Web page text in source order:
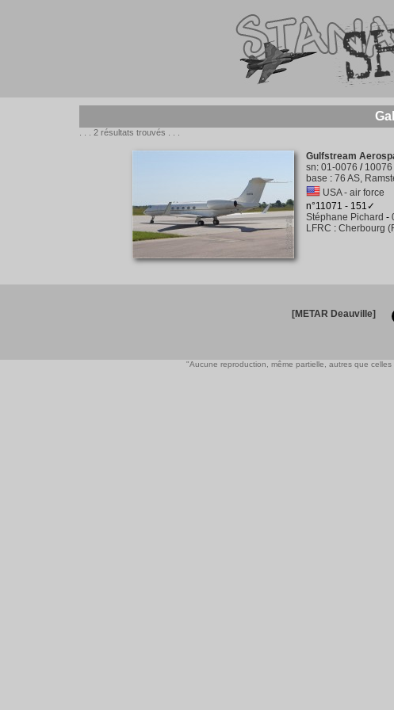
. . . 2 résultats trouvés . . .
Gulfstream
sn: 01-0076 / 10076
base : 76 AS,
USA - air force
n°11071 - 151✓
Stéphane Pichard -
LFRC : Cherbourg
[METAR Deauville]
"Aucune reproduction, même partielle, autres que